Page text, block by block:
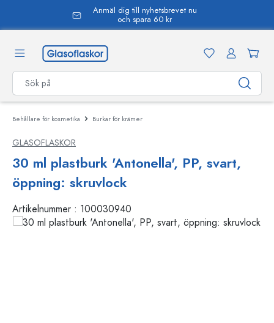
Anmäl dig till nyhetsbrevet nu
och spara 60 kr
Behållare för kosmetika Burkar för krämer
GLASOFLASKOR
30 ml plastburk 'Antonella', PP, svart,
öppning: skruvlock
Artikelnummer : 100030940